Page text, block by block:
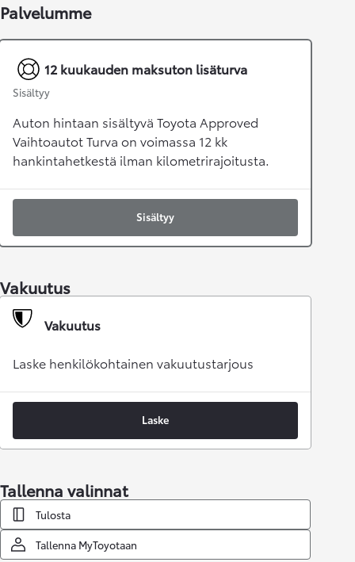
Palvelumme
12 kuukauden maksuton lisäturva
Sisältyy
Auton hintaan sisältyvä Toyota Approved
Vaihtoautot Turva on voimassa 12 kk
hankintahetkestä ilman kilometrirajoitusta.
Sisältyy
Vakuutus
Vakuutus
Laske henkilökohtainen vakuutustarjous
Laske
Tallenna valinnat
Tulosta
Tallenna MyToyotaan